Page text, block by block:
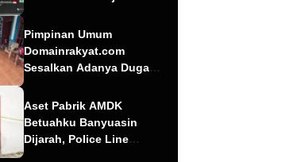
Perusahaan Jadi Sorotan
dalam Kasus Dugaan
Pencemaran Limbah PT
Pimpinan Umum
Domainrakyat.com
Sesalkan Adanya Dugaan
Korporasi, Soroti Dugaan
Intervensi terhadap
Narasumber Kasus
Aset Pabrik AMDK
Betuahku Banyuasin
Dijarah, Police Line